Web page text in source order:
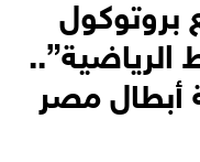
بروتوكول
الرياضية”..
أبطال مصر